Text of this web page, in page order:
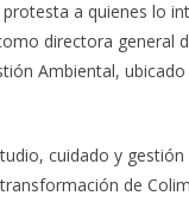
a quienes lo
directora general
Ambiental, ubicado
cuidado y gestión
de